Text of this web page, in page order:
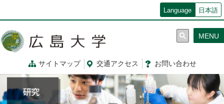
コ
ン
に
移
Language 日本語
サイトマップ 交通アクセス お問い合わせ
MENU